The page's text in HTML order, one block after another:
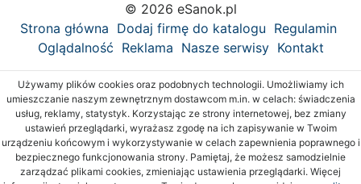
© 2026 eSanok.pl
Strona główna Dodaj firmę do katalogu Regulamin
Oglądalność Reklama Nasze serwisy Kontakt
Używamy plików cookies oraz podobnych technologii. Umożliwiamy ich
umieszczanie naszym zewnętrznym dostawcom m.in. w celach: świadczenia
usług, reklamy, statystyk. Korzystając ze strony internetowej, bez zmiany
ustawień przeglądarki, wyrażasz zgodę na ich zapisywanie w Twoim
urządzeniu końcowym i wykorzystywanie w celach zapewnienia poprawnego i
bezpiecznego funkcjonowania strony. Pamiętaj, że możesz samodzielnie
zarządzać plikami cookies, zmieniając ustawienia przeglądarki. Więcej